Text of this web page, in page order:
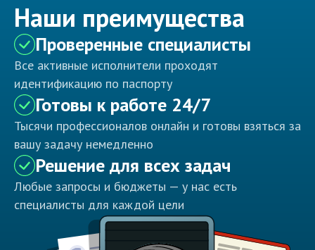
Наши преимущества
Проверенные специалисты
Все активные исполнители проходят
идентификацию по паспорту
Готовы к работе 24/7
Тысячи профессионалов онлайн и готовы взяться за
вашу задачу немедленно
Решение для всех задач
Любые запросы и бюджеты — у нас есть
специалисты для каждой цели